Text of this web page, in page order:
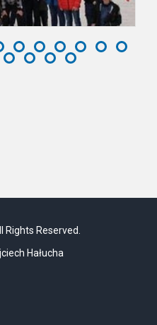
Rights Reserved.
Hałucha